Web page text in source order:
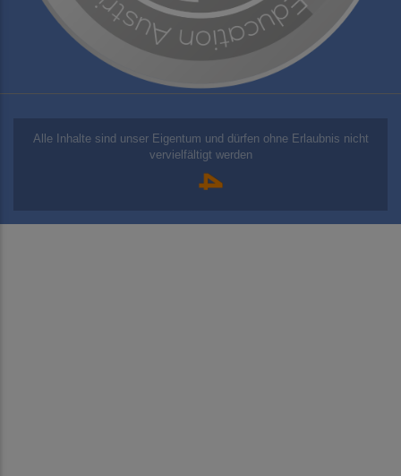
Alle Inhalte sind unser Eigentum und dürfen ohne Erlaubnis nicht
vervielfältigt werden